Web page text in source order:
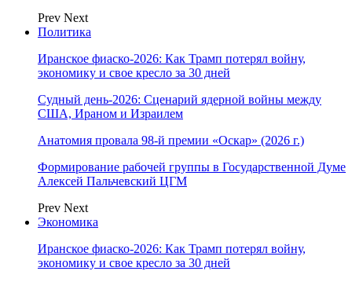
Prev Next
Политика
Иранское фиаско-2026: Как Трамп потерял войну,
экономику и свое кресло за 30 дней
Судный день-2026: Сценарий ядерной войны между
США, Ираном и Израилем
Анатомия провала 98-й премии «Оскар» (2026 г.)
Формирование рабочей группы в Государственной Думе
Алексей Пальчевский ЦГМ
Prev Next
Экономика
Иранское фиаско-2026: Как Трамп потерял войну,
экономику и свое кресло за 30 дней